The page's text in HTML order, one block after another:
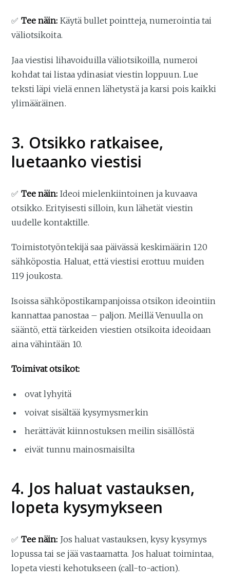
✅ Tee näin: Käytä bullet pointteja, numerointia tai
väliotsikoita.
Jaa viestisi lihavoiduilla väliotsikoilla, numeroi
kohdat tai listaa ydinasiat viestin loppuun. Lue
teksti läpi vielä ennen lähetystä ja karsi pois kaikki
ylimääräinen.
3. Otsikko ratkaisee,
luetaanko viestisi
✅ Tee näin: Ideoi mielenkiintoinen ja kuvaava
otsikko. Erityisesti silloin, kun lähetät viestin
uudelle kontaktille.
Toimistotyöntekijä saa päivässä keskimäärin 120
sähköpostia. Haluat, että viestisi erottuu muiden
119 joukosta.
Isoissa sähköpostikampanjoissa otsikon ideointiin
kannattaa panostaa – paljon. Meillä Venuulla on
sääntö, että tärkeiden viestien otsikoita ideoidaan
aina vähintään 10.
Toimivat otsikot:
ovat lyhyitä
voivat sisältää kysymysmerkin
herättävät kiinnostuksen meilin sisällöstä
eivät tunnu mainosmaisilta
4. Jos haluat vastauksen,
lopeta kysymykseen
✅ Tee näin: Jos haluat vastauksen, kysy kysymys
lopussa tai se jää vastaamatta. Jos haluat toimintaa,
lopeta viesti kehotukseen (call-to-action).